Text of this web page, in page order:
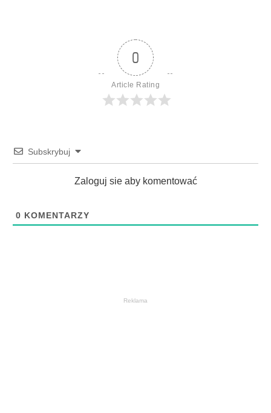
0
Article Rating
Subskrybuj
Zaloguj sie aby komentować
0 KOMENTARZY
Reklama